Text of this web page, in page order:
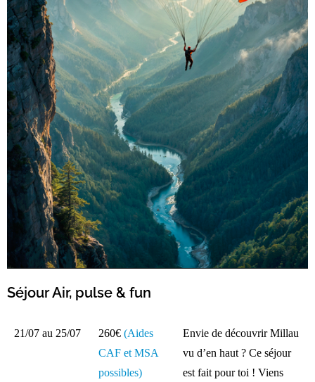
Séjour Air, pulse & fun
21/07 au 25/07 260€ (Aides
CAF et MSA
possibles)
Envie de découvrir Millau
vu d’en haut ? Ce séjour
est fait pour toi ! Viens